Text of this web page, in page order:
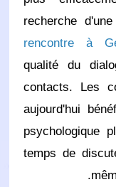
recherche
rencontre à
qualité du
contacts. Les
aujourd'hui
psychologique
temps de